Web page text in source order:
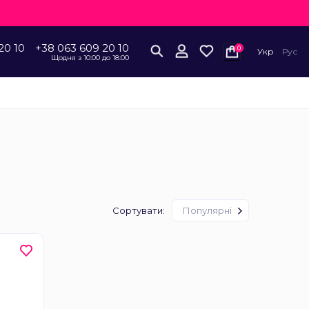
10 +38 063 609 20 10
Щодня з 10:00 до 18:00
0 Укр Рус
Сортувати: Популярні